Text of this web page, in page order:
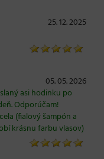
25. 12. 2025
05. 05. 2026
asi hodinku po
Odporúčam!
(fialový šampón a
krásnu farbu vlasov)